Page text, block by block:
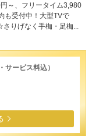
～、フリータイム3,980
も受付中！大型TVで
りげなく手枷・足枷...
ービス料込）